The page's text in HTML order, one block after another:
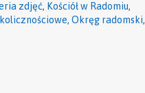
zdjęć, Kościół w Radomiu,
,Okręg radomski,